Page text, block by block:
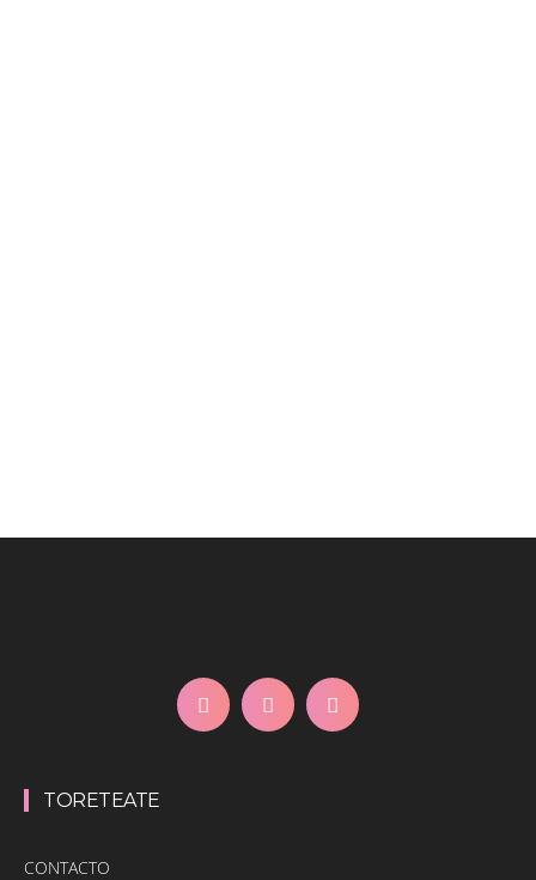
TORETEATE
CONTACTO